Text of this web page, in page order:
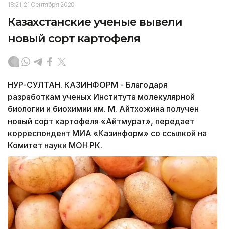
18:21, 21 Сентября 2020
Казахстанские ученые вывели
новый сорт картофеля
НУР-СУЛТАН. КАЗИНФОРМ - Благодаря
разработкам ученых Института молекулярной
биологии и биохимии им. М. Айтхожина получен
новый сорт картофеля «Айтмурат», передает
корреспондент МИА «Казинформ» со ссылкой на
Комитет науки МОН РК.